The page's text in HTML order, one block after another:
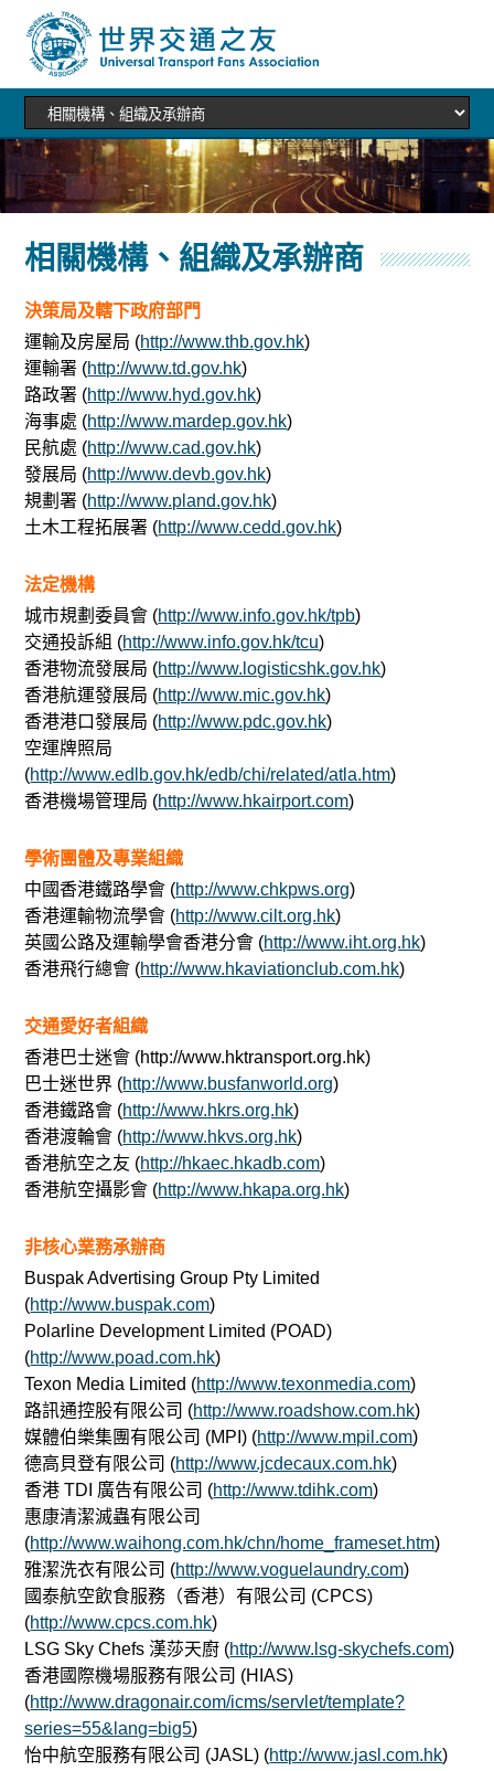
相關機構、組織及承辦商
決策局及轄下政府部門
運輸及房屋局 (http://www.thb.gov.hk)
運輸署 (http://www.td.gov.hk)
路政署 (http://www.hyd.gov.hk)
海事處 (http://www.mardep.gov.hk)
民航處 (http://www.cad.gov.hk)
發展局 (http://www.devb.gov.hk)
規劃署 (http://www.pland.gov.hk)
土木工程拓展署 (http://www.cedd.gov.hk)
法定機構
城市規劃委員會 (http://www.info.gov.hk/tpb)
交通投訴組 (http://www.info.gov.hk/tcu)
香港物流發展局 (http://www.logisticshk.gov.hk)
香港航運發展局 (http://www.mic.gov.hk)
香港港口發展局 (http://www.pdc.gov.hk)
空運牌照局
(http://www.edlb.gov.hk/edb/chi/related/atla.htm)
香港機場管理局 (http://www.hkairport.com)
學術團體及專業組織
中國香港鐵路學會 (http://www.chkpws.org)
香港運輸物流學會 (http://www.cilt.org.hk)
英國公路及運輸學會香港分會 (http://www.iht.org.hk)
香港飛行總會 (http://www.hkaviationclub.com.hk)
交通愛好者組織
香港巴士迷會 (http://www.hktransport.org.hk)
巴士迷世界 (http://www.busfanworld.org)
香港鐵路會 (http://www.hkrs.org.hk)
香港渡輪會 (http://www.hkvs.org.hk)
香港航空之友 (http://hkaec.hkadb.com)
香港航空攝影會 (http://www.hkapa.org.hk)
非核心業務承辦商
Buspak Advertising Group Pty Limited
(http://www.buspak.com)
Polarline Development Limited (POAD)
(http://www.poad.com.hk)
Texon Media Limited (http://www.texonmedia.com)
路訊通控股有限公司 (http://www.roadshow.com.hk)
媒體伯樂集團有限公司 (MPI) (http://www.mpil.com)
德高貝登有限公司 (http://www.jcdecaux.com.hk)
香港 TDI 廣告有限公司 (http://www.tdihk.com)
惠康清潔滅蟲有限公司
(http://www.waihong.com.hk/chn/home_frameset.htm)
雅潔洗衣有限公司 (http://www.voguelaundry.com)
國泰航空飲食服務（香港）有限公司 (CPCS)
(http://www.cpcs.com.hk)
LSG Sky Chefs 漢莎天廚 (http://www.lsg-skychefs.com)
香港國際機場服務有限公司 (HIAS)
(http://www.dragonair.com/icms/servlet/template?
series=55&lang=big5)
怡中航空服務有限公司 (JASL) (http://www.jasl.com.hk)